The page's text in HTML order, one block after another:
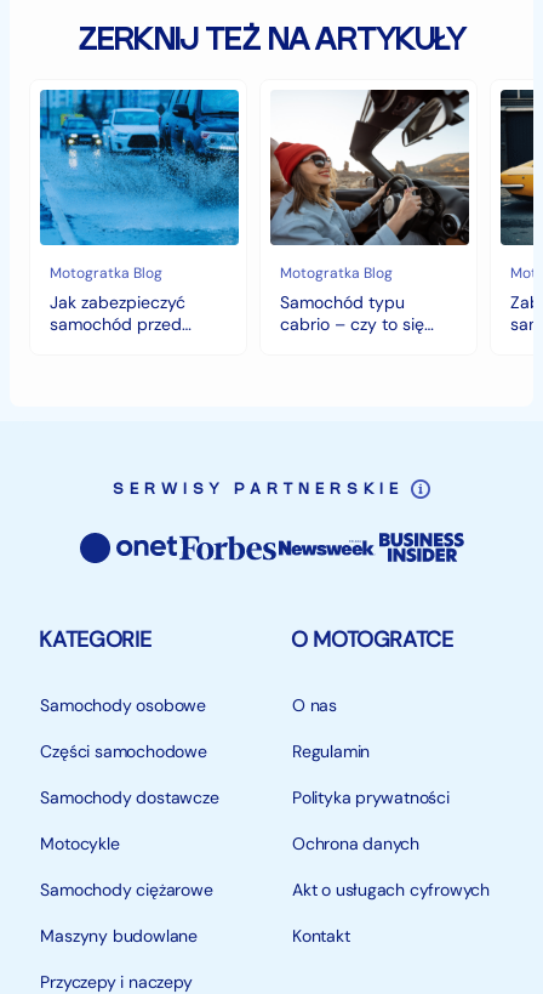
ZERKNIJ TEŻ NA ARTYKUŁY
Jak
zabezpieczyć
samochód
przed
jesiennymi
chłodami
i
deszczem?
Motogratka Blog
Jak zabezpieczyć
samochód przed
Samochód
cabrio
–
czy
to
się
opłaca
w
polskim
klimacie?
Motogratka Blog
Samochód typu
cabrio – czy to się
czyli
SERWISY PARTNERSKIE
KATEGORIE
Samochody osobowe
Części samochodowe
Samochody dostawcze
Motocykle
Samochody ciężarowe
Maszyny budowlane
Przyczepy i naczepy
O MOTOGRATCE
O nas
Regulamin
Polityka prywatności
Ochrona danych
Akt o usługach cyfrowych
Kontakt